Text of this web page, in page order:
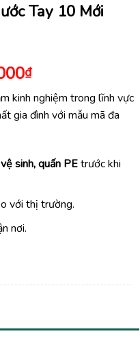
Tay 10 Mới
₫Giá
hiện
tại
là:
kinh nghiệm trong lĩnh vực
gia đình với mẫu mã đa
sinh, quấn PEtrước khi
với thị trường.
nơi.